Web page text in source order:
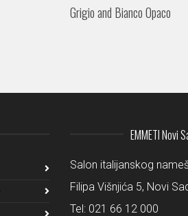
Grigio and Bianco Opaco
EMMETI Novi
Salon italijanskog
Filipa Višnjića 5, Novi
Tel: 021 66 12 000